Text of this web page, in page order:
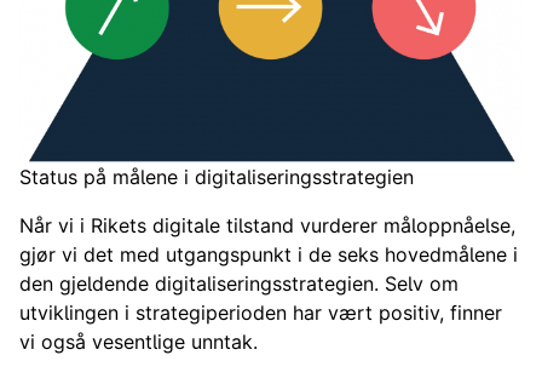
Status på målene i digitaliseringsstrategien
Når vi i Rikets digitale tilstand vurderer måloppnåelse,
gjør vi det med utgangspunkt i de seks hovedmålene i
den gjeldende digitaliseringsstrategien. Selv om
utviklingen i strategiperioden har vært positiv, finner
vi også vesentlige unntak.